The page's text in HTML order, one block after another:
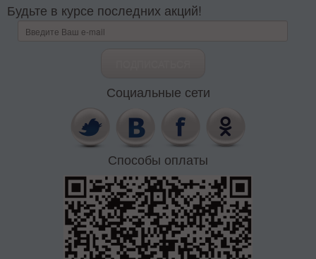
Будьте в курсе последних акций!
Социальные сети
Способы оплаты